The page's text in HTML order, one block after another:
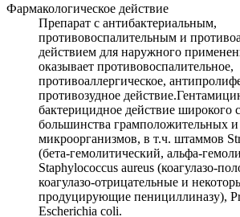
Фармакологическое действие
Препарат с антибактериальным,
противовоспалительным и
действием для наружного
оказывает противовоспалительное,
противоаллергическое,
противозудное
бактерицидное действие широкого
большинства грамположительных
микроорганизмов, в т.ч. штаммов
(бета-гемолитический, альфа-
Staphylococcus aureus (коагулазо-
коагулазо-отрицательные и
продуцирующие пенициллиназу),
Escherichia coli.